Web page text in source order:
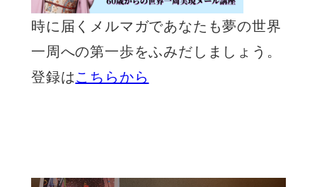
時に届くメルマガであなたも夢の世界
一周への第一歩をふみだしましょう。
登録はこちらから